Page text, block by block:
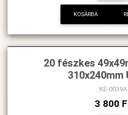
KOSÁRBA
20 fészkes
310x240mm
KE-0039A
3 800